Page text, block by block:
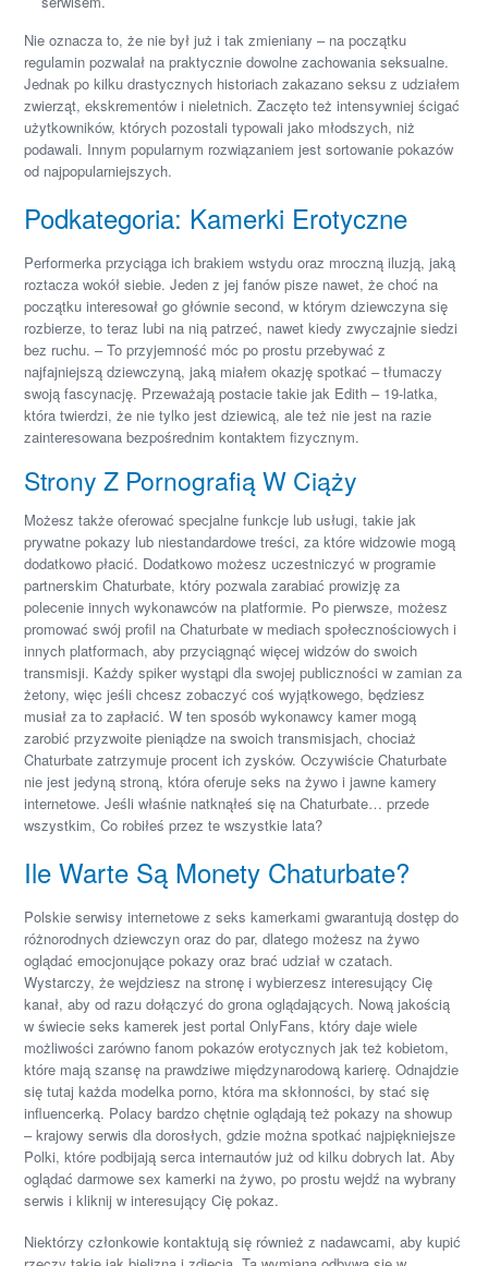
Nie oznacza to, że nie był już i tak zmieniany – na początku
regulamin pozwalał na praktycznie dowolne zachowania seksualne.
Jednak po kilku drastycznych historiach zakazano seksu z udziałem
zwierząt, ekskrementów i nieletnich. Zaczęto też intensywniej ścigać
użytkowników, których pozostali typowali jako młodszych, niż
podawali. Innym popularnym rozwiązaniem jest sortowanie pokazów
od najpopularniejszych.
Podkategoria: Kamerki Erotyczne
Performerka przyciąga ich brakiem wstydu oraz mroczną iluzją, jaką
roztacza wokół siebie. Jeden z jej fanów pisze nawet, że choć na
początku interesował go głównie second, w którym dziewczyna się
rozbierze, to teraz lubi na nią patrzeć, nawet kiedy zwyczajnie siedzi
bez ruchu. – To przyjemność móc po prostu przebywać z
najfajniejszą dziewczyną, jaką miałem okazję spotkać – tłumaczy
swoją fascynację. Przeważają postacie takie jak Edith – 19-latka,
która twierdzi, że nie tylko jest dziewicą, ale też nie jest na razie
zainteresowana bezpośrednim kontaktem fizycznym.
Strony Z Pornografią W Ciąży
Możesz także oferować specjalne funkcje lub usługi, takie jak
prywatne pokazy lub niestandardowe treści, za które widzowie mogą
dodatkowo płacić. Dodatkowo możesz uczestniczyć w programie
partnerskim Chaturbate, który pozwala zarabiać prowizję za
polecenie innych wykonawców na platformie. Po pierwsze, możesz
promować swój profil na Chaturbate w mediach społecznościowych i
innych platformach, aby przyciągnąć więcej widzów do swoich
transmisji. Każdy spiker wystąpi dla swojej publiczności w zamian za
żetony, więc jeśli chcesz zobaczyć coś wyjątkowego, będziesz
musiał za to zapłacić. W ten sposób wykonawcy kamer mogą
zarobić przyzwoite pieniądze na swoich transmisjach, chociaż
Chaturbate zatrzymuje procent ich zysków. Oczywiście Chaturbate
nie jest jedyną stroną, która oferuje seks na żywo i jawne kamery
internetowe. Jeśli właśnie natknąłeś się na Chaturbate… przede
wszystkim, Co robiłeś przez te wszystkie lata?
Ile Warte Są Monety Chaturbate?
Polskie serwisy internetowe z seks kamerkami gwarantują dostęp do
różnorodnych dziewczyn oraz do par, dlatego możesz na żywo
oglądać emocjonujące pokazy oraz brać udział w czatach.
Wystarczy, że wejdziesz na stronę i wybierzesz interesujący Cię
kanał, aby od razu dołączyć do grona oglądających. Nową jakością
w świecie seks kamerek jest portal OnlyFans, który daje wiele
możliwości zarówno fanom pokazów erotycznych jak też kobietom,
które mają szansę na prawdziwe międzynarodową karierę. Odnajdzie
się tutaj każda modelka porno, która ma skłonności, by stać się
influencerką. Polacy bardzo chętnie oglądają też pokazy na showup
– krajowy serwis dla dorosłych, gdzie można spotkać najpiękniejsze
Polki, które podbijają serca internautów już od kilku dobrych lat. Aby
oglądać darmowe sex kamerki na żywo, po prostu wejdź na wybrany
serwis i kliknij w interesujący Cię pokaz.
Niektórzy członkowie kontaktują się również z nadawcami, aby kupić